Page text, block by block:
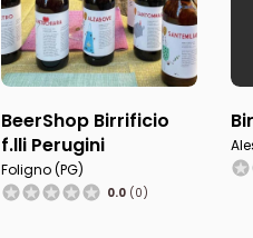
BeerShop Birrificio
f.lli Perugini
Foligno (PG)
0.0 (0)